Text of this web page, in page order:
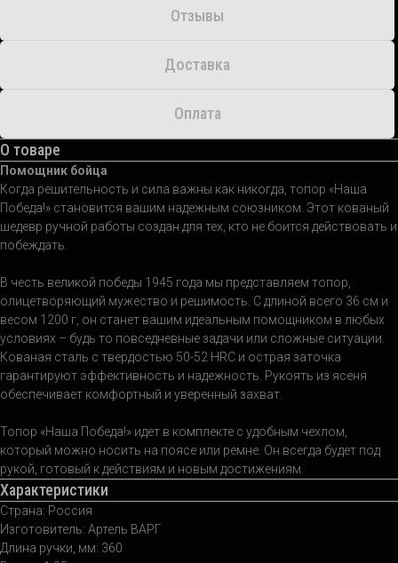
Отзывы
Доставка
Оплата
О товаре
Помощник бойца
Когда решительность и сила важны как никогда, топор «Наша
Победа!» становится вашим надежным союзником. Этот кованый
шедевр ручной работы создан для тех, кто не боится действовать и
побеждать.
В честь великой победы 1945 года мы представляем топор,
олицетворяющий мужество и решимость. С длиной всего 36 см и
весом 1200 г, он станет вашим идеальным помощником в любых
условиях – будь то повседневные задачи или сложные ситуации.
Кованая сталь с твердостью 50-52 HRC и острая заточка
гарантируют эффективность и надежность. Рукоять из ясеня
обеспечивает комфортный и уверенный захват.
Топор «Наша Победа!» идет в комплекте с удобным чехлом,
который можно носить на поясе или ремне. Он всегда будет под
рукой, готовый к действиям и новым достижениям.
Характеристики
Страна: Россия
Изготовитель: Артель ВАРГ
Длина ручки, мм: 360